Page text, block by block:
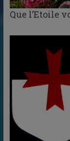
Que l’Etoile